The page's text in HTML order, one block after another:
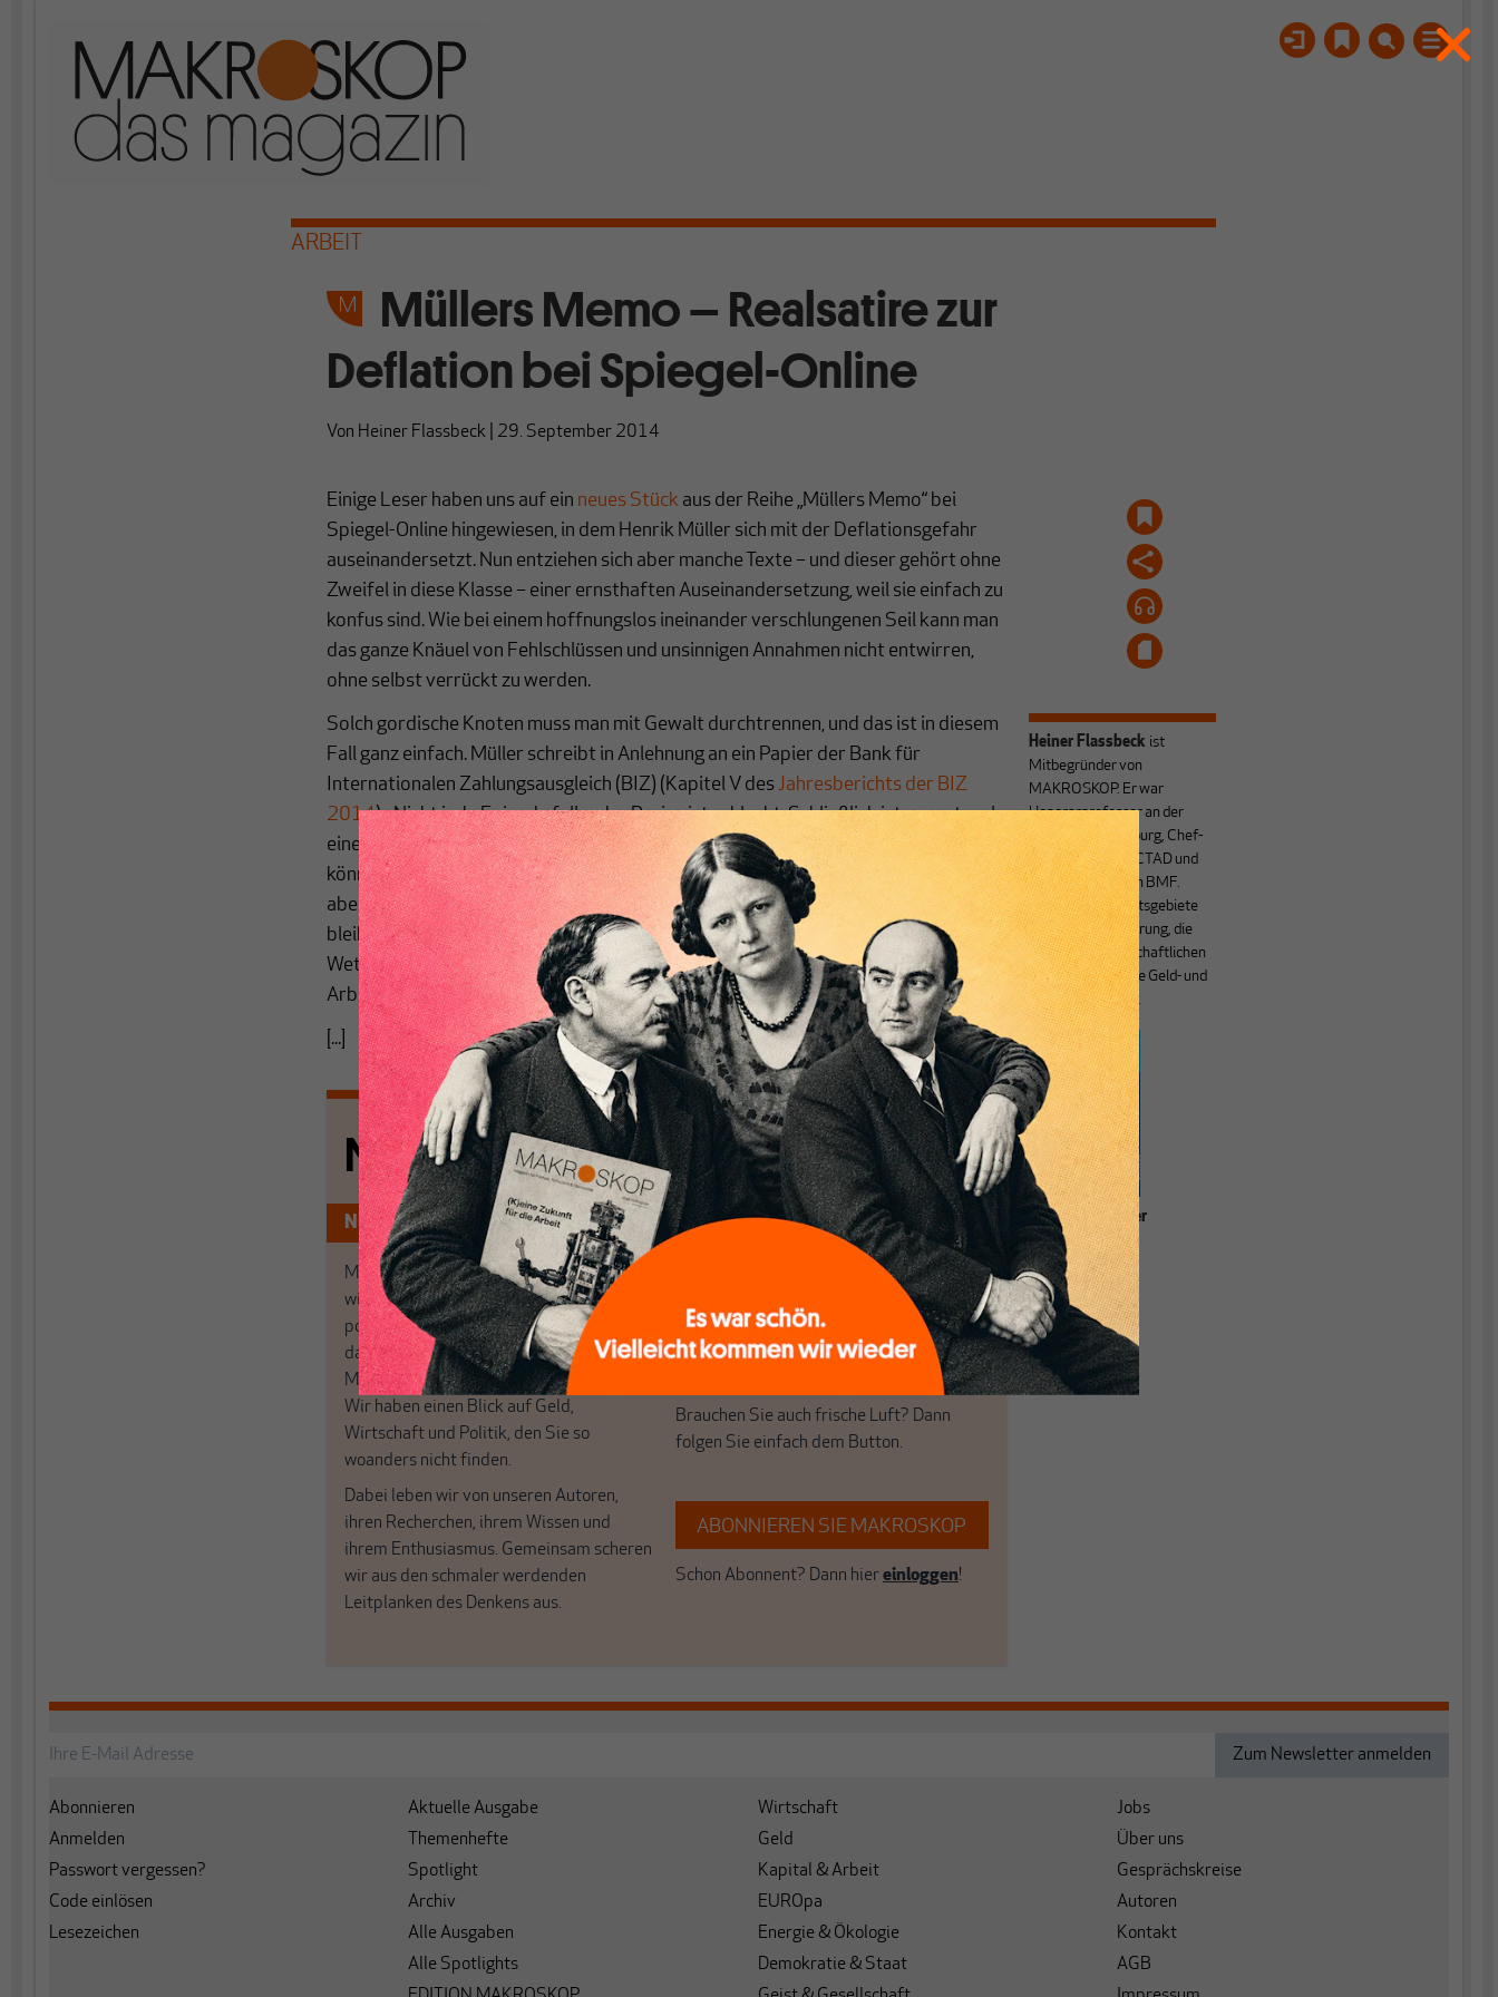
ARBEIT
Müllers Memo – Realsatire zur
Deflation bei Spiegel-Online
Von Heiner Flassbeck 29. September 2014
Einige Leser haben uns auf ein neues Stück aus der Reihe „Müllers Memo“ bei
Spiegel-Online hingewiesen, in dem Henrik Müller sich mit der Deflationsgefahr
auseinandersetzt. Nun entziehen sich aber manche Texte – und dieser gehört ohne
Zweifel in diese Klasse – einer ernsthaften Auseinandersetzung, weil sie einfach zu
konfus sind. Wie bei einem hoffnungslos ineinander verschlungenen Seil kann man
das ganze Knäuel von Fehlschlüssen und unsinnigen Annahmen nicht entwirren,
ohne selbst verrückt zu werden.
Solch gordische Knoten muss man mit Gewalt durchtrennen, und das ist in diesem
Fall ganz einfach. Müller schreibt in Anlehnung an ein Papier der Bank für
Internationalen Zahlungsausgleich (BIZ) (Kapitel V desJahresberichts der BIZ
2014): „Nicht jede Episode fallender Preise ist schlecht. Schließlich ist es erst mal
eine gute Sache, wenn Güter billiger werden. Die Kaufkraft steigt, die Bürger
können sich bei gleichem Einkommen mehr leisten.“ Und ein wenig später: „Wenn
aber beispielsweise die Preise für Industriegüter fallen, die Löhne jedoch konstant
bleiben, wird Arbeit immer teurer. Sofern Unternehmen dadurch ihre
Wettbewerbsfähigkeit einbüßen, führt Deflation dann zu steigender
Arbeitslosigkeit.“
[...]
Nichts schreibt sich von allein!
Nur für Abonnenten
MAKROSKOP analysiert
wirtschaftspolitische Themen aus einer
postkeynesianischen Perspektive und ist
damit in Deutschland einzigartig.
MAKROSKOP steht für das große Ganze.
Wir haben einen Blick auf Geld,
Wirtschaft und Politik, den Sie so
woanders nicht finden.
Dabei leben wir von unseren Autoren,
ihren Recherchen, ihrem Wissen und
ihrem Enthusiasmus. Gemeinsam scheren
wir aus den schmaler werdenden
Leitplanken des Denkens aus.
Wir verlassen die journalistische
Filterblase, in der sich viele eingerichtet
haben. Wir öffnen Fenster und bringen
frische Luft in die engen und verstaubten
Brauchen Sie auch frische Luft? Dann
folgen Sie einfach dem Button.
ABONNIEREN SIE MAKROSKOP
Schon Abonnent? Dann hiereinloggen!
Heiner Flassbeck ist
Mitbegründer von
MAKROSKOP. Er war
Honorarprofessor an der
Universität Hamburg, Chef-
Volkswirt der UNCTAD und
Staatssekretär im BMF.
Seine Hauptarbeitsgebiete
sind die Globalisierung, die
Theorie der wirtschaftlichen
Entwicklung sowie Geld- und
Währungstheorie.
Grundlagen einer
relevanten
Ökonomik
Abonnieren
Anmelden
Passwort vergessen?
Code einlösen
Lesezeichen
Aktuelle Ausgabe
Themenhefte
Spotlight
Archiv
Alle Ausgaben
Alle Spotlights
Wirtschaft
Geld
Kapital & Arbeit
EUROpa
Energie & Ökologie
Demokratie & Staat
Jobs
Über uns
Gesprächskreise
Autoren
Kontakt
AGB